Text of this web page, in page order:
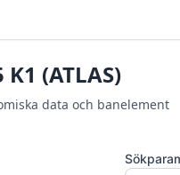
K1 (ATLAS)
data och banelement